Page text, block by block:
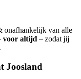
onafhankelijk van alle
voor altijd – zodat jij
Joosland